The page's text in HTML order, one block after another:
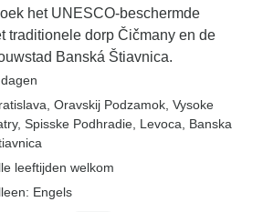
het UNESCO-beschermde
traditionele dorp Čičmany en de
Banská Štiavnica.
, Oravskij Podzamok , Vysoke
, Spisske Podhradie , Levoca , Banska
leeftijden welkom
Engels